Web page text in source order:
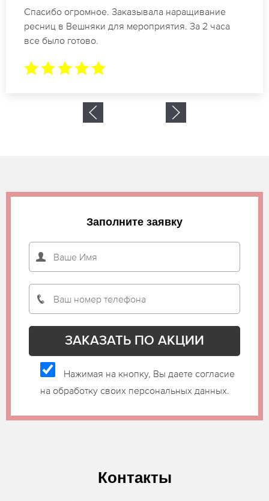
Идеальные мастера своего дела по наращиванию
ресниц в Вешняки. Великолепный результат.
Буду обращаться еще.
Заполните заявку
Нажимая на кнопку, Вы даете согласие
на обработку своих персональных данных.
Контакты